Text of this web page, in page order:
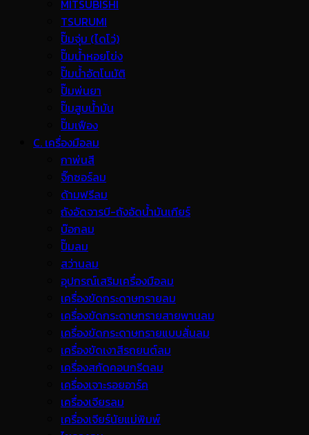
MITSUBISHI
TSURUMI
ปั๊มจุ่ม (ไดโว่)
ปั๊มน้ำหอยโข่ง
ปั๊มน้ำอัตโนมัติ
ปั๊มพ่นยา
ปั๊มสูบน้ำมัน
ปั๊มเฟือง
C. เครื่องมือลม
กาพ่นสี
จิ๊กซอร์ลม
ด้ามฟรีลม
ถังอัดจารบี-ถังอัดน้ำมันเกียร์
บ๊อกลม
ปั๊มลม
สว่านลม
อุปกรณ์เสริมเครื่องมือลม
เครื่องขัดกระดาษทรายลม
เครื่องขัดกระดาษทรายสายพานลม
เครื่องขัดกระดาษทรายแบบสั่นลม
เครื่องขัดเงาสีรถยนต์ลม
เครื่องสกัดคอนกรีตลม
เครื่องเจาะรอยอาร์ค
เครื่องเจียรลม
เครื่องเจียร์นัยแม่พิมพ์